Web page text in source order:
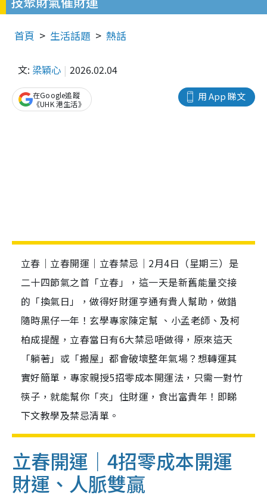
首頁 生活話題 熱話
文: 梁穎心 2026.02.04
用 App 睇文
在Google追蹤
《UHK 港生活》
立春｜立春開運｜立春禁忌｜2月4日（星期三）是
二十四節氣之首「立春」，這一天是新舊能量交接
的「換氣日」，做得好財運亨通有貴人幫助，做錯
隨時黑仔一年！玄學專家陳定幫 、小孟老師、及柯
柏成提醒，立春當日有6大禁忌唔做得，原來這天
「躺著」或「搬屋」都會破壞整年氣場？想轉運其
實好簡單，專家親授5招零成本開運法，只需一對竹
筷子，就能幫你「夾」住財運，食出富貴年！即睇
下文教學及禁忌清單。
立春開運｜4招零成本開運
財運、人脈雙贏